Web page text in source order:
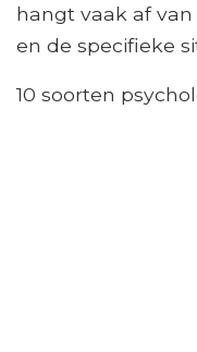
hangt vaak af
en de specifieke
10 soorten